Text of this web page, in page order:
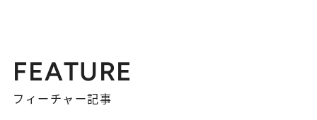
FEATURE
フィーチャー記事